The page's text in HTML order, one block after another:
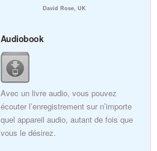
David Rose, UK
Audiobook
Avec un livre audio, vous pouvez
écouter l’enregistrement sur n’importe
quel appareil audio, autant de fois que
vous le désirez.